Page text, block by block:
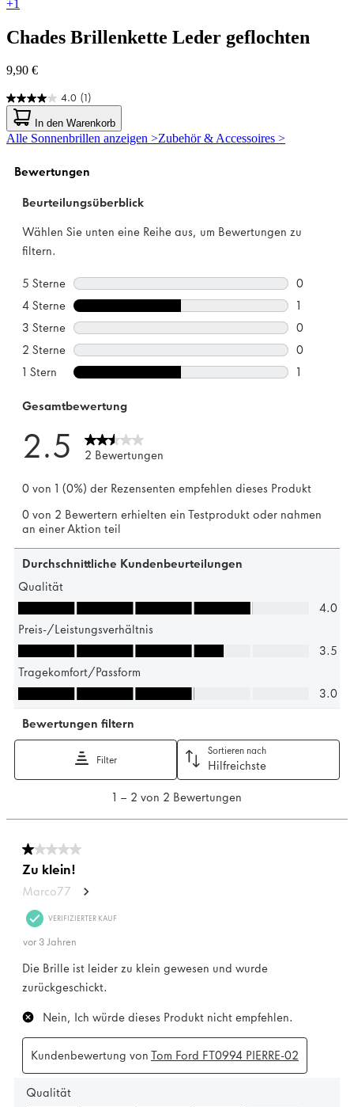
+1
Chades Brillenkette Leder geflochten
9,90 €
4.0 (1)
4.0
von
5
Sternen.
Bewertung
In den Warenkorb
Alle Sonnenbrillen anzeigen >Zubehör & Accessoires >